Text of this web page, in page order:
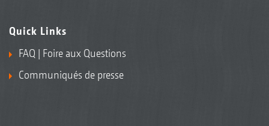
Quick Links
FAQ | Foire aux Questions
Communiqués de presse